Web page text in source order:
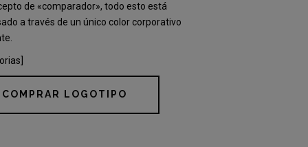
de «comparador», todo esto está
a través de un único color corporativo
COMPRAR LOGOTIPO